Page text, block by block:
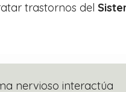
trastornos del
nervioso interactúa